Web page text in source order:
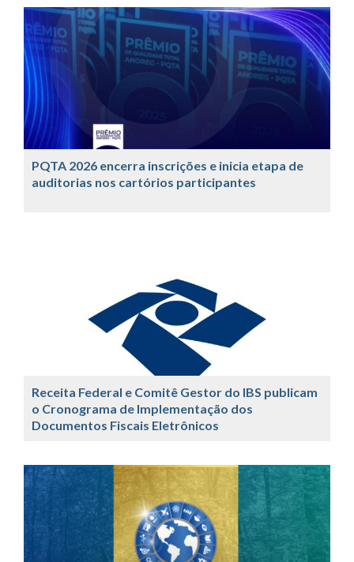
PQTA 2026 encerra inscrições e inicia etapa de
auditorias nos cartórios participantes
Receita Federal e Comitê Gestor do IBS publicam
o Cronograma de Implementação dos
Documentos Fiscais Eletrônicos